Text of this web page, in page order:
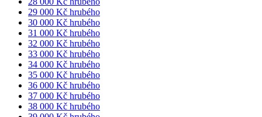
29 000 Kč hrubého
30 000 Kč hrubého
31 000 Kč hrubého
32 000 Kč hrubého
33 000 Kč hrubého
34 000 Kč hrubého
35 000 Kč hrubého
36 000 Kč hrubého
37 000 Kč hrubého
38 000 Kč hrubého